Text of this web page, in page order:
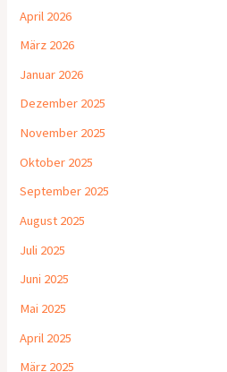
April 2026
März 2026
Januar 2026
Dezember 2025
November 2025
Oktober 2025
September 2025
August 2025
Juli 2025
Juni 2025
Mai 2025
April 2025
März 2025